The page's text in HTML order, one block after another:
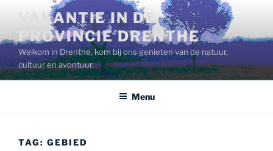
inhoud
VAKANTIE IN DE
PROVINCIE DRENTHE
Welkom in Drenthe, kom bij ons genieten van de natuur,
cultuur en avontuur.
Menu
TAG: GEBIED